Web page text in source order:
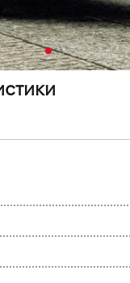
слідкуй за